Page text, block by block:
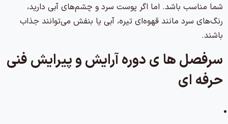
شما مناسب باشد. اما اگر پوست سرد و چشم‌های آبی دارید،
رنگ‌های سرد مانند قهوه‌ای تیره، آبی یا بنفش می‌توانند جذاب
باشند.
سرفصل ها ی دوره آرایش و پیرایش فنی
حرفه ای